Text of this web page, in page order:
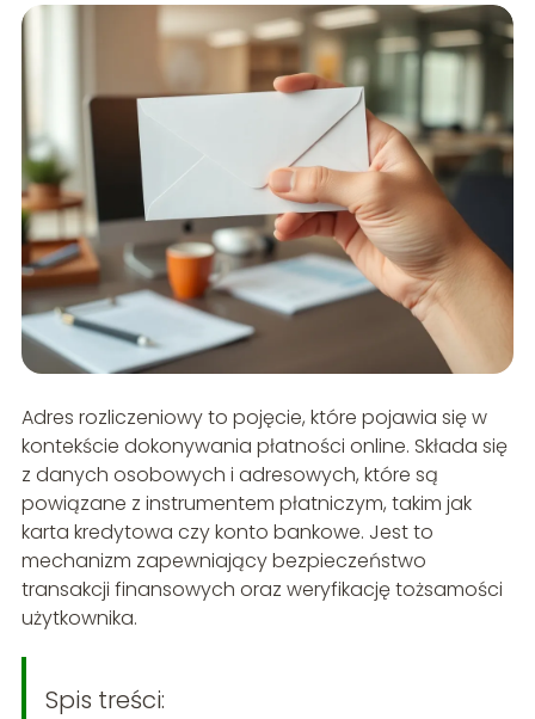
Adres rozliczeniowy to pojęcie, które pojawia się w
kontekście dokonywania płatności online. Składa się
z danych osobowych i adresowych, które są
powiązane z instrumentem płatniczym, takim jak
karta kredytowa czy konto bankowe. Jest to
mechanizm zapewniający bezpieczeństwo
transakcji finansowych oraz weryfikację tożsamości
użytkownika.
Spis treści: